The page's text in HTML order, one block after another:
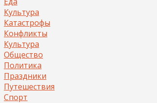
Культура
Катастрофы
Конфликты
Культура
Общество
Политика
Праздники
Путешествия
Спорт